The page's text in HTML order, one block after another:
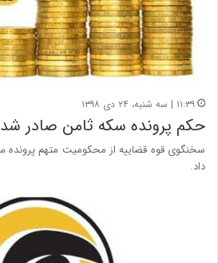
۱۱:۳۹ | سه شنبه، ۲۴ دی ۱۳۹۸
حکم پرونده سکه ثامن صادر شد
داد.